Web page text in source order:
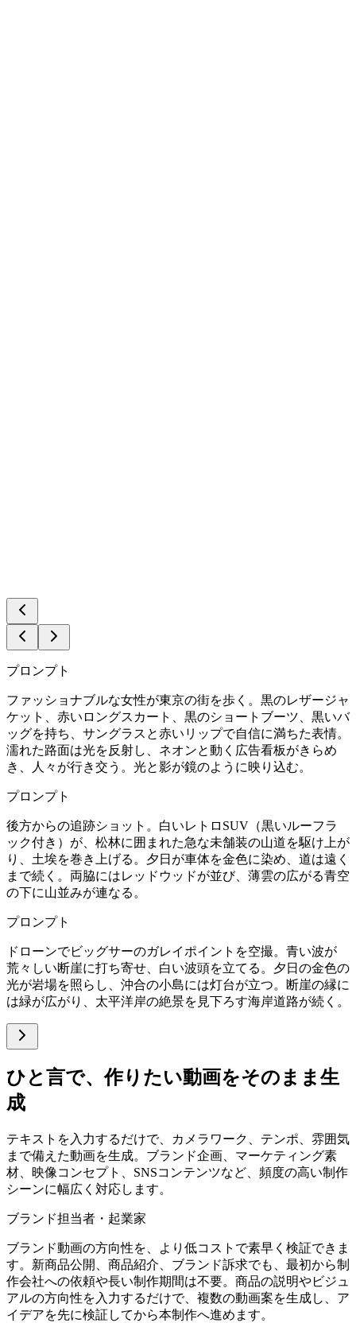
プロンプト
ファッショナブルな女性が東京の街を歩く。黒のレザージャ
ケット、赤いロングスカート、黒のショートブーツ、黒いバ
ッグを持ち、サングラスと赤いリップで自信に満ちた表情。
濡れた路面は光を反射し、ネオンと動く広告看板がきらめ
き、人々が行き交う。光と影が鏡のように映り込む。
プロンプト
後方からの追跡ショット。白いレトロSUV（黒いルーフラ
ック付き）が、松林に囲まれた急な未舗装の山道を駆け上が
り、土埃を巻き上げる。夕日が車体を金色に染め、道は遠く
まで続く。両脇にはレッドウッドが並び、薄雲の広がる青空
の下に山並みが連なる。
プロンプト
ドローンでビッグサーのガレイポイントを空撮。青い波が
荒々しい断崖に打ち寄せ、白い波頭を立てる。夕日の金色の
光が岩場を照らし、沖合の小島には灯台が立つ。断崖の縁に
は緑が広がり、太平洋岸の絶景を見下ろす海岸道路が続く。
ひと言で、作りたい動画をそのまま生
成
テキストを入力するだけで、カメラワーク、テンポ、雰囲気
まで備えた動画を生成。ブランド企画、マーケティング素
材、映像コンセプト、SNSコンテンツなど、頻度の高い制作
シーンに幅広く対応します。
ブランド担当者・起業家
ブランド動画の方向性を、より低コストで素早く検証できま
す。新商品公開、商品紹介、ブランド訴求でも、最初から制
作会社への依頼や長い制作期間は不要。商品の説明やビジュ
アルの方向性を入力するだけで、複数の動画案を生成し、ア
イデアを先に検証してから本制作へ進めます。